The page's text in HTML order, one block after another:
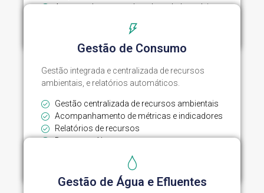
Acompanhamento e benchmark da cadeia
Gestão de Consumo
Gestão integrada e centralizada de recursos
ambientais, e relatórios automáticos.
Gestão centralizada de recursos ambientais
Acompanhamento de métricas e indicadores
Relatórios de recursos
Document AI
Gestão de Água e Efluentes